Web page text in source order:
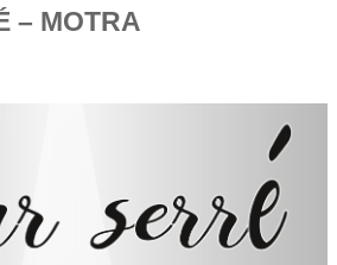
– MOTRA